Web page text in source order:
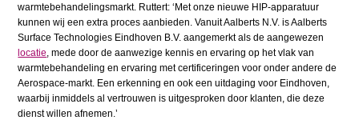
warmtebehandelingsmarkt. Ruttert: ‘Met onze nieuwe HIP-apparatuur
kunnen wij een extra proces aanbieden. Vanuit Aalberts N.V. is Aalberts
Surface Technologies Eindhoven B.V. aangemerkt als de aangewezen
locatie, mede door de aanwezige kennis en ervaring op het vlak van
warmtebehandeling en ervaring met certificeringen voor onder andere de
Aerospace-markt. Een erkenning en ook een uitdaging voor Eindhoven,
waarbij inmiddels al vertrouwen is uitgesproken door klanten, die deze
dienst willen afnemen.’